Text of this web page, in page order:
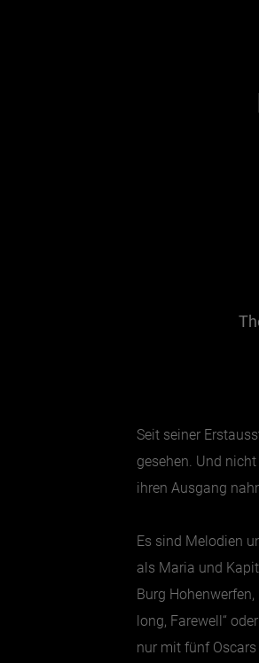
Seit seiner
gesehen. Und
ihren Ausgang
Es sind Melodien
als Maria und
Burg Hohenwerfen,
long, Farewell“
nur mit fünf